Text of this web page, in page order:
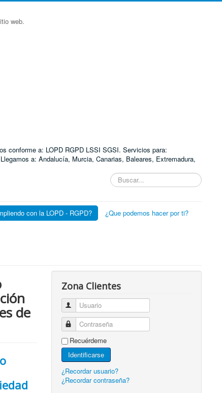
web.
conforme a: LOPD RGPD LSSI SGSI. Servicios para:
a: Andalucía, Murcia, Canarias, Baleares, Extremadura,
Buscar...
con la LOPD - RGPD?
¿Que podemos hacer por ti?
de
Zona Clientes
Usuario
Contraseña
Recuérdeme
Identificarse
¿Recordar usuario?
¿Recordar contraseña?